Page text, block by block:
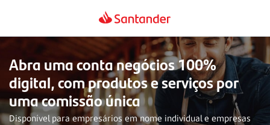
Abra uma conta negócios 100%
digital, com produtos e serviços por
uma comissão única
Disponível para empresários em nome individual e empresas